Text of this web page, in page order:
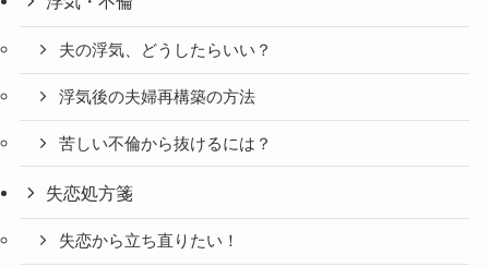
夫の浮気、どうしたらいい？
浮気後の夫婦再構築の方法
苦しい不倫から抜けるには？
失恋処方箋
失恋から立ち直りたい！